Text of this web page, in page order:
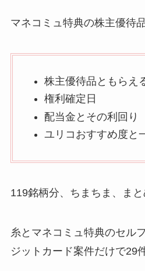
マネコミュ特典の株主優待
株主優待品ともらえ
権利確定日
配当金とその利回り
ユリコおすすめ度と
119銘柄分、ちまちま、まと
糸とマネコミュ特典のセル
ジットカード案件だけで29